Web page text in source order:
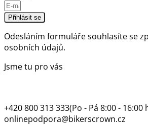
Přihlásit se
Odesláním formuláře souhlasíte se
osobních údajů.
Jsme tu pro vás
+420 800 313 333(Po - Pá 8:00 - 16:00
onlinepodpora@bikerscrown.cz